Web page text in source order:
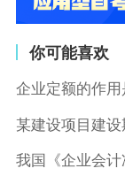
你可能喜欢
企业定额的作用